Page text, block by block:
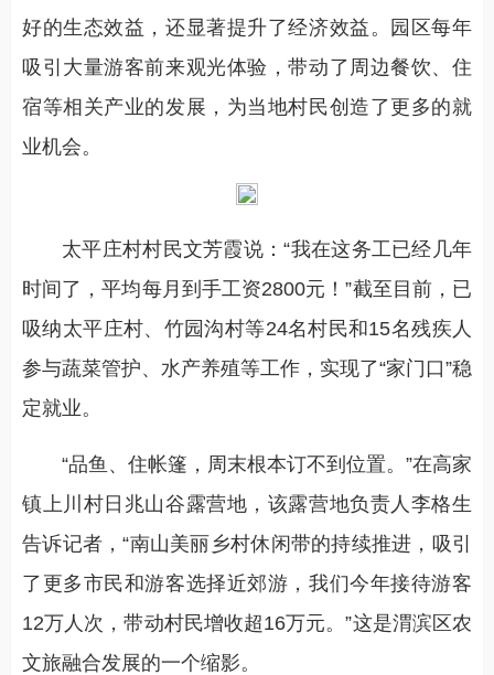
好的生态效益，还显著提升了经济效益。园区每年
吸引大量游客前来观光体验，带动了周边餐饮、住
宿等相关产业的发展，为当地村民创造了更多的就
业机会。
太平庄村村民文芳霞说：“我在这务工已经几年
时间了，平均每月到手工资2800元！”截至目前，已
吸纳太平庄村、竹园沟村等24名村民和15名残疾人
参与蔬菜管护、水产养殖等工作，实现了“家门口”稳
定就业。
“品鱼、住帐篷，周末根本订不到位置。”在高家
镇上川村日兆山谷露营地，该露营地负责人李格生
告诉记者，“南山美丽乡村休闲带的持续推进，吸引
了更多市民和游客选择近郊游，我们今年接待游客
12万人次，带动村民增收超16万元。”这是渭滨区农
文旅融合发展的一个缩影。